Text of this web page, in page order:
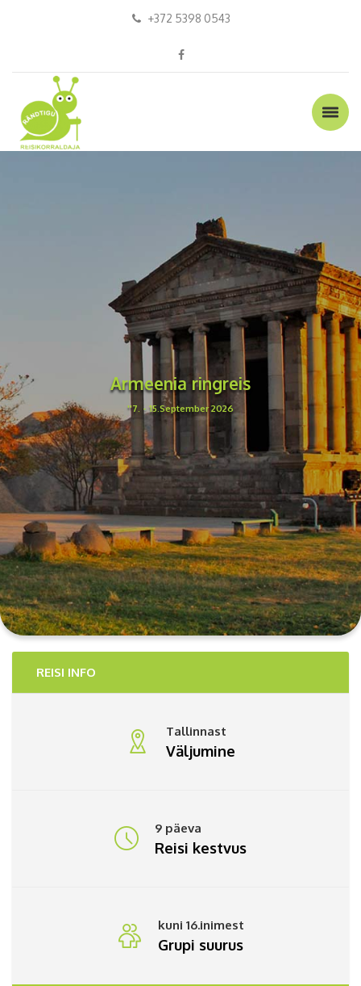
+372 5398 0543
Armeenia ringreis
''7. - 15.September 2026
REISI INFO
Tallinnast
Väljumine
9 päeva
Reisi kestvus
kuni 16.inimest
Grupi suurus